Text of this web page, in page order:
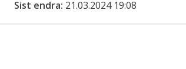
Sist endra 21.03.2024 19:08